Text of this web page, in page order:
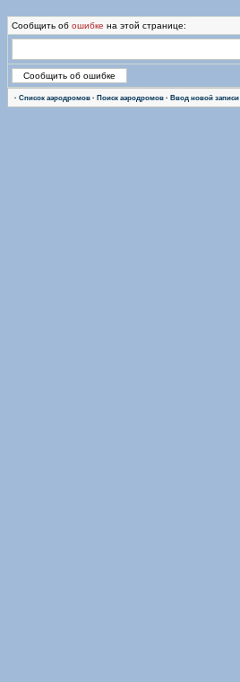
Сообщить об ошибке на этой странице:
· Список аэродромов · Поиск аэродромов · Ввод новой записи